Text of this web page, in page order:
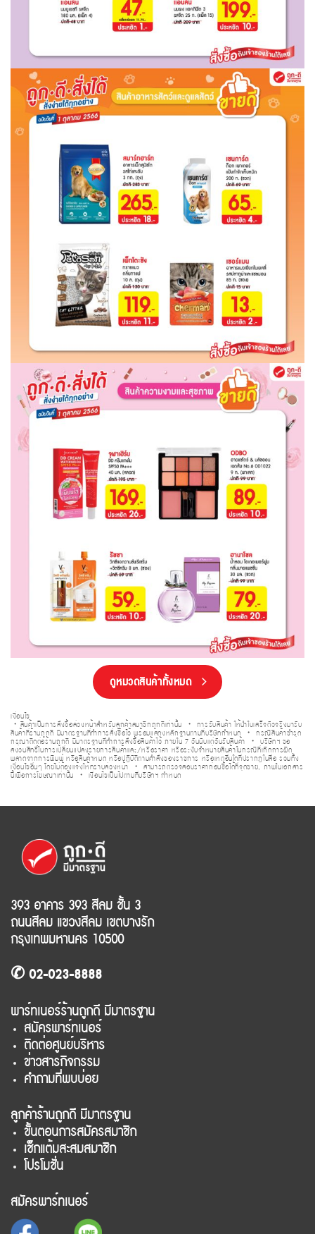
ดูหมวดสินค้าทั้งหมด
เงื่อนไข
・สินค้าเป็นการสั่งซื้อล่วงหน้าสำหรับลูกค้าสมาชิกถูกดีเท่านั้น ・ การรับสินค้าให้นำใบเสร็จตัวจริงมารับ
สินค้าที่ร้านถูกดี มีมาตรฐานที่ทำการสั่งซื้อไว้ พร้อมแสดงหลักฐานตามที่บริษัทกำหนด ・กรณีสินค้าชำรุด
กรุณาติดต่อร้านถูกดี มีมาตรฐานที่ทำการสั่งซื้อสินค้าไว้ ภายใน 7 วันนับแต่วันรับสินค้า ・ บริษัทฯ ขอ
สงวนสิทธิ์ในการเปลี่ยนแปลงรายการสินค้าและ/หรือราคา หรือระงับจำหน่ายสินค้าในกรณีที่เกิดการผิด
พลาดจากการพิมพ์ หรือสินค้าหมด หรือปฏิบัติตามคำสั่งของราชการ หรือเหตุอื่นใดที่ปรากฏในสื่อ รวมทั้ง
เงื่อนไขอื่นๆ โดยไม่ต้องแจ้งให้ทราบล่วงหน้า ・สามารถตรวจสอบราคาก่อนซื้อได้ที่จุดขาย, ภาพในเอกสาร
นี้เพื่อการโฆษณาเท่านั้น ・ เงื่อนไขเป็นไปตามที่บริษัทฯ กำหนด
393 อาคาร 393 สีลม ชั้น 3
ถนนสีลม แขวงสีลม เขตบางรัก
กรุงเทพมหานคร 10500
✆ 02-023-8888
พาร์ทเนอร์ร้านถูกดี มีมาตรฐาน
สมัครพาร์ทเนอร์
ติดต่อศูนย์บริหาร
ข่าวสารกิจกรรม
คำถามที่พบบ่อย
ลูกค้าร้านถูกดี มีมาตรฐาน
ขั้นตอนการสมัครสมาชิก
เช็กแต้มสะสมสมาชิก
โปรโมชั่น
สมัครพาร์ทเนอร์